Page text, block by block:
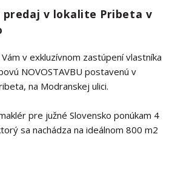
predaj v lokalite Pribeta v
Vám v exkluzívnom zastúpení vlastníka
NOVOSTAVBU postavenú v
na Modranskej ulici.
pre južné Slovensko ponúkam 4
sa nachádza na ideálnom 800 m2